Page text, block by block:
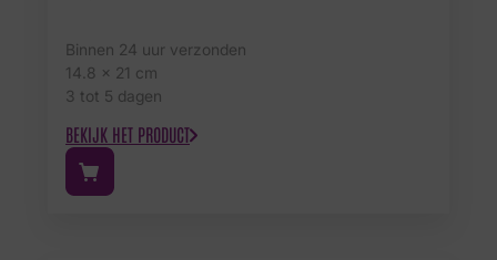
Binnen 24 uur verzonden
14.8 x 21 cm
3 tot 5 dagen
BEKIJK HET PRODUCT